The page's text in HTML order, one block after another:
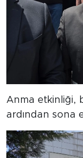
Anma etkinliği,
ardından sona